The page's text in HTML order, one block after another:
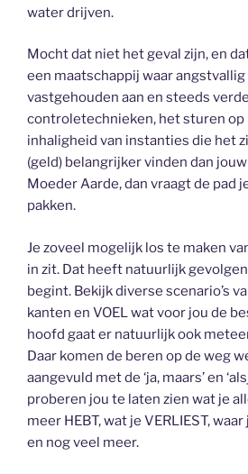
water drijven.
Mocht dat niet het geval zijn, en
een maatschappij waar
vastgehouden aan en steeds
controletechnieken, het sturen op
inhaligheid van instanties die het
(geld) belangrijker vinden dan
Moeder Aarde, dan vraagt de pad
pakken.
Je zoveel mogelijk los te maken
in zit. Dat heeft natuurlijk
begint. Bekijk diverse scenario’s
kanten en VOEL wat voor jou de
hoofd gaat er natuurlijk ook
Daar komen de beren op de weg
aangevuld met de ‘ja, maars’ en
proberen jou te laten zien wat je
meer HEBT, wat je VERLIEST,
en nog veel meer.